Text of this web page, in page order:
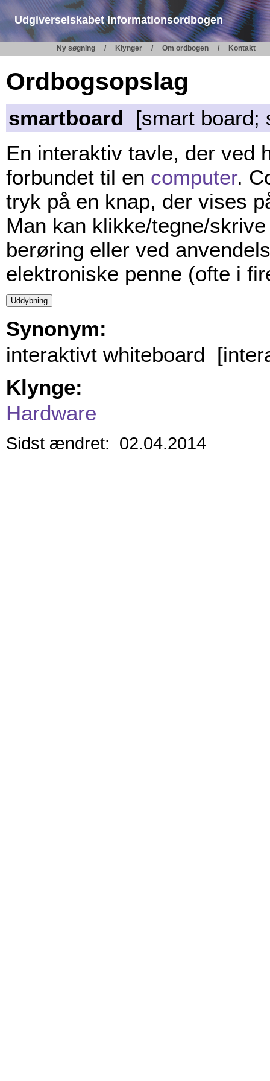
Udgiverselskabet Informationsordbogen
Ny søgning Klynger Om ordbogen Kontakt
Ordbogsopslag
smartboard [smart board;
En interaktiv tavle, der ved
forbundet til en computer.
tryk på en knap, der vises
Man kan klikke/tegne/
berøring eller ved
elektroniske penne (ofte i
Synonym:
interaktivt whiteboard
Klynge:
Hardware
Sidst ændret: 02.04.2014